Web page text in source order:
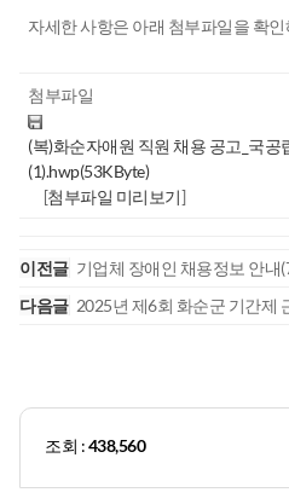
자세한 사항은 아래 첨부파일을 확
첨부파일
(복)화순자애원 직원 채용 공고_국
(1).hwp(53KByte)
[첨부파일 미리보기]
이전글 기업체 장애인 채용정보 안내
다음글 2025년 제6회 화순군 기간제
조회 :438,560